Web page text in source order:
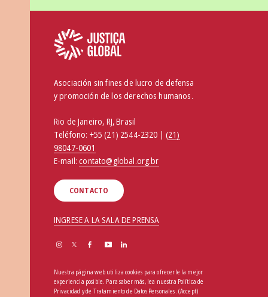
Asociación sin fines de lucro de defensa
y promoción de los derechos humanos.
Rio de Janeiro, RJ, Brasil
Teléfono: +55 (21) 2544-2320 | (21)
98047-0601
E-mail:contato@global.org.br
CONTACTO
INGRESE A LA SALA DE PRENSA
Nuestra página web utiliza cookies para ofrecerle la mejor
experiencia posible. Para saber más, lea nuestra Política de
Privacidad y de Tratamiento de Datos Personales (Accept)